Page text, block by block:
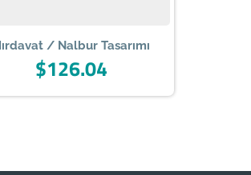
/ Nalbur Tasarımı
$126.04